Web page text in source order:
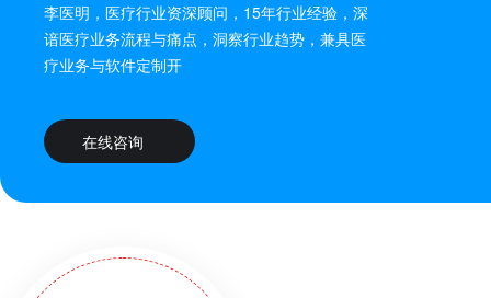
李医明，医疗行业资深顾问，15年行业经验，深
谙医疗业务流程与痛点，洞察行业趋势，兼具医
疗业务与软件定制开
在线咨询